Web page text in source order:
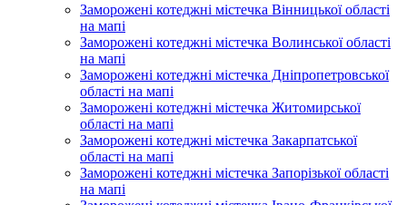
Заморожені котеджні містечка Вінницької області
на мапі
Заморожені котеджні містечка Волинської області
на мапі
Заморожені котеджні містечка Дніпропетровської
області на мапі
Заморожені котеджні містечка Житомирської
області на мапі
Заморожені котеджні містечка Закарпатської
області на мапі
Заморожені котеджні містечка Запорізької області
на мапі